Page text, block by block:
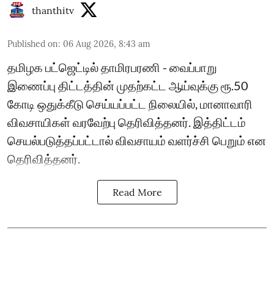
thanthitv
Published on: 06 Aug 2026, 8:43 am
தமிழக பட்ஜெட்டில் தாமிரபரணி - வைப்பாறு
இணைப்பு திட்டத்தின் முதற்கட்ட ஆய்வுக்கு ரூ.50
கோடி ஒதுக்கீடு செய்யப்பட்ட நிலையில், மானாவாரி
விவசாயிகள் வரவேற்பு தெரிவித்தனர். இத்திட்டம்
செயல்படுத்தப்பட்டால் விவசாயம் வளர்ச்சி பெறும் என
தெரிவித்தனர்.
Read More